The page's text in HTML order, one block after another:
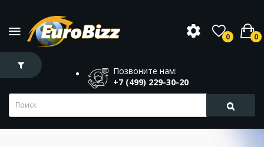
0 0
Позвоните нам:
+7 (499) 229-30-20